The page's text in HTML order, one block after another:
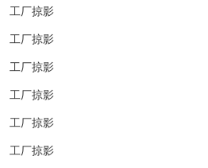
工厂掠影
工厂掠影
工厂掠影
工厂掠影
工厂掠影
工厂掠影